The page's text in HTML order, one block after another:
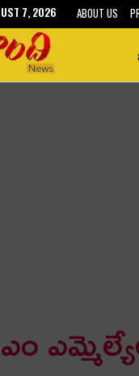
7, 2026 ABOUT US